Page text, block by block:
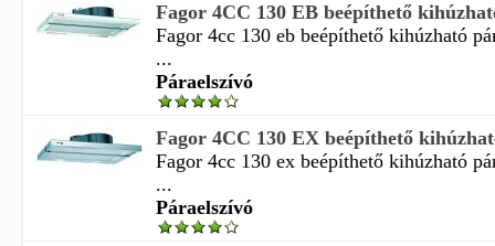
Fagor 4CC 130 EB beépíthető
Fagor 4cc 130 eb beépíthető kihúzható
...
Páraelszívó
Fagor 4CC 130 EX beépíthető
Fagor 4cc 130 ex beépíthető kihúzható
...
Páraelszívó